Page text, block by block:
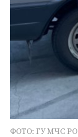
ФОТО: ГУ МЧС